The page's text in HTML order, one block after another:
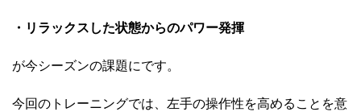
・リラックスした状態からのパワー発揮
が今シーズンの課題にです。
今回のトレーニングでは、左手の操作性を高めることを意